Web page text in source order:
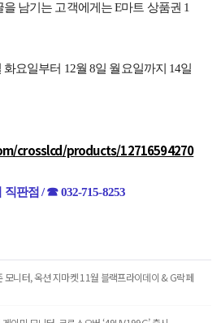
남기는 고객에게는 E마트 상품권 1
요일부터 12월 8일 월요일까지 14일
crosslcd/products/12716594270
판점 / ☎ 032-715-8253
니터, 옥션 지마켓 11월 블랙프라이데이 & G락페